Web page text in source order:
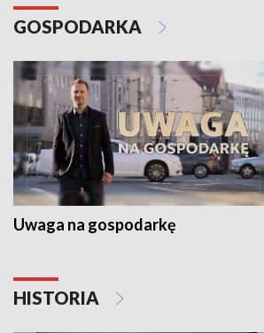
GOSPODARKA
Uwaga na gospodarkę
HISTORIA